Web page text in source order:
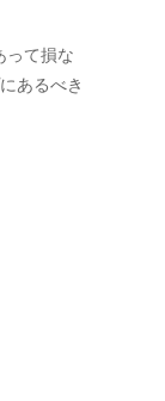
って損な
あるべき